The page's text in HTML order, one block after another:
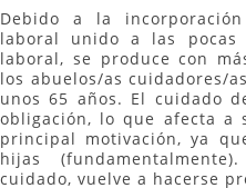
Debido a la
laboral unido a las pocas
laboral, se produce con
los abuelos/as cuidadores/
unos 65 años. El cuidado
obligación, lo que afecta a
principal motivación, ya
hijas
cuidado, vuelve a hacerse